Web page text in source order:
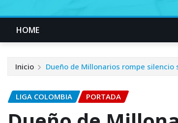
HOME
Inicio Dueño de Millonarios rompe silencio
LIGA COLOMBIA PORTADA